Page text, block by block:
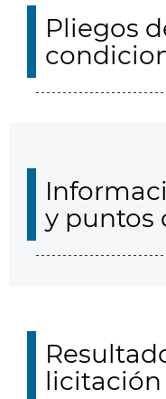
Pliegos
y puntos
licitación